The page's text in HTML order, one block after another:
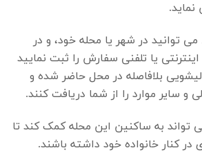
توانید در شهر یا محله خود، و در
یا تلفنی سفارش را ثبت نمایید
بلافاصله در محل حاضر شده و
و سایر موارد را از شما دریافت کنند.
تواند به ساکنین این محله کمک کند تا
در کنار خانواده خود داشته باشند.